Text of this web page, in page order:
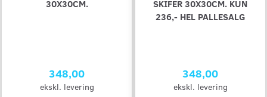
30X30CM.
348,00
ekskl. levering
SKIFER 30X30CM. KUN
236,- HEL PALLESALG
348,00
ekskl. levering